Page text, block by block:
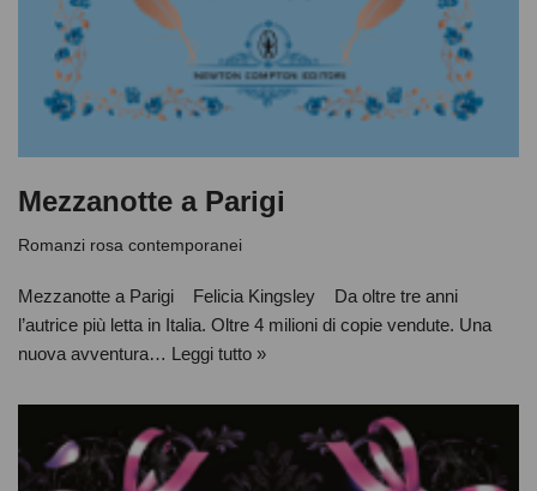
Mezzanotte a Parigi
Romanzi rosa contemporanei
Mezzanotte a Parigi Felicia Kingsley Da oltre tre anni
l’autrice più letta in Italia. Oltre 4 milioni di copie vendute. Una
nuova avventura… Leggi tutto »